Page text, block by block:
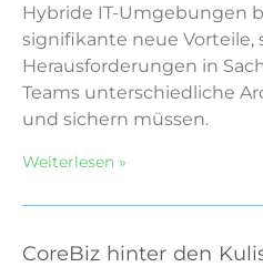
Hybride IT-Umgebungen
signifikante neue Vorteile,
Herausforderungen in
Teams unterschiedliche
und sichern müssen.
Weiterlesen »
CoreBiz hinter den